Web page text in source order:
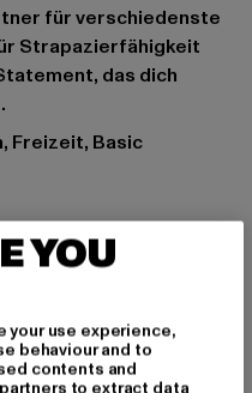
für verschiedenste
Strapazierfähigkeit
das dich
Freizeit, Basic
Baumwolle, 30%
YOU
your use experience,
behaviour and to
contents and
to extract data